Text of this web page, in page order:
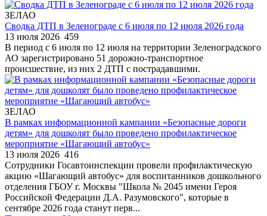
ЗЕЛАО
Сводка ДТП в Зеленограде с 6 июля по 12 июля 2026 года
13 июля 2026 459
В период с 6 июля по 12 июля на территории Зеленоградского
АО зарегистрировано 51 дорожно-транспортное
происшествие, из них 2 ДТП с пострадавшими.
ЗЕЛАО
В рамках информационной кампании «Безопасные дороги
детям» для дошколят было проведено профилактическое
мероприятие «Шагающий автобус»
13 июля 2026 416
Сотрудники Госавтоинспекции провели профилактическую
акцию «Шагающий автобус» для воспитанников дошкольного
отделения ГБОУ г. Москвы "Школа № 2045 имени Героя
Российской Федерации Д.А. Разумовского", которые в
сентябре 2026 года станут перв...